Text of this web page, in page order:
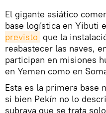
El gigante asiático
base logística en Yibuti
previsto que la
reabastecer las naves,
participan en misiones
en Yemen como en
Esta es la primera base
si bien Pekín no lo
subraya que se trata